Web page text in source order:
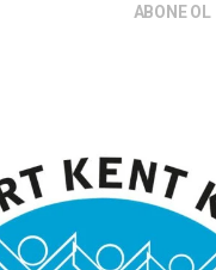
ABONE OL